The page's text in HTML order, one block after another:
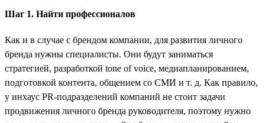
Шаг 1. Найти профессионалов
Как и в случае с брендом компании, для развития личного
бренда нужны специалисты. Они будут заниматься
стратегией, разработкой tone of voice, медиапланированием,
подготовкой контента, общением со СМИ и т. д. Как правило,
у инхаус PR-подразделений компаний не стоит задачи
продвижения личного бренда руководителя, поэтому нужно